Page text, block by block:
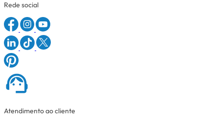
Rede social
Atendimento ao cliente